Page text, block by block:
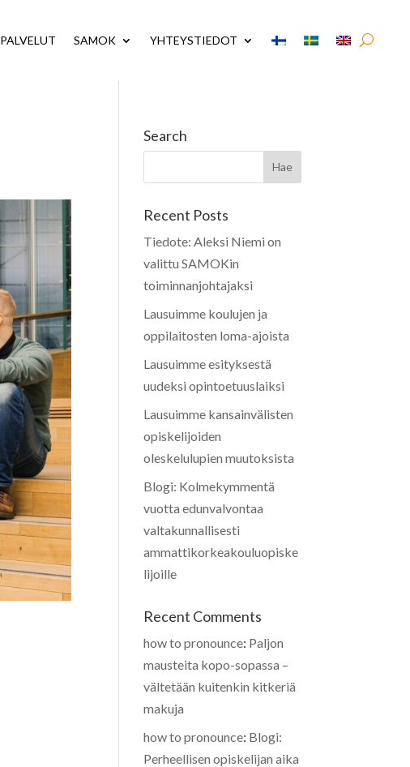
PALVELUT SAMOK YHTEYSTIEDOT
Search
Recent Posts
Tiedote: Aleksi Niemi on
valittu SAMOKin
toiminnanjohtajaksi
Lausuimme koulujen ja
oppilaitosten loma-ajoista
Lausuimme esityksestä
uudeksi opintoetuuslaiksi
Lausuimme kansainvälisten
opiskelijoiden
oleskelulupien muutoksista
Blogi: Kolmekymmentä
vuotta edunvalvontaa
valtakunnallisesti
ammattikorkeakouluopiske
lijoille
Recent Comments
how to pronounce: Paljon
mausteita kopo-sopassa –
vältetään kuitenkin kitkeriä
makuja
how to pronounce: Blogi:
Perheellisen opiskelijan aika